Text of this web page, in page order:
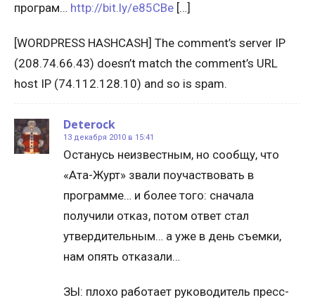
програм… http://bit.ly/e85CBe […]
[WORDPRESS HASHCASH] The comment’s server IP
(208.74.66.43) doesn’t match the comment’s URL
host IP (74.112.128.10) and so is spam.
Deterock
13 декабря 2010 в 15:41
Останусь неизвестным, но сообщу, что
«Ата-Журт» звали поучаствовать в
программе… и более того: сначала
получили отказ, потом ответ стал
утвердительным… а уже в день съемки,
нам опять отказали…
ЗЫ: плохо работает руководитель пресс-